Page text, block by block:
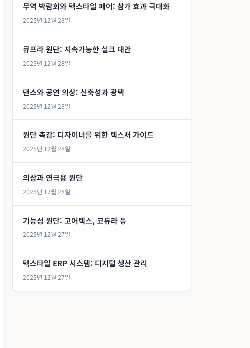
무역 박람회와 텍스타일 페어: 참가 효과 극대화
2025년 12월 28일
큐프라 원단: 지속가능한 실크 대안
2025년 12월 28일
댄스와 공연 의상: 신축성과 광택
2025년 12월 28일
원단 촉감: 디자이너를 위한 텍스처 가이드
2025년 12월 28일
의상과 연극용 원단
2025년 12월 28일
기능성 원단: 고어텍스, 코듀라 등
2025년 12월 27일
텍스타일 ERP 시스템: 디지털 생산 관리
2025년 12월 27일